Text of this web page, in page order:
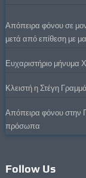
Απόπειρα φόνου σε
μετά από επίθεση με
Ευχαριστήριο μήνυμα
Κλειστή η Στέγη
Απόπειρα φόνου στην
πρόσωπα
Follow Us